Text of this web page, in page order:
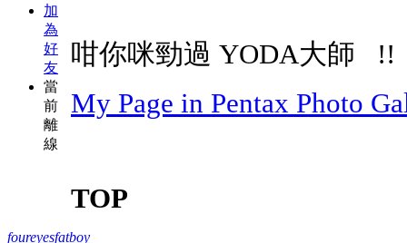
加
為
好
友
當
前
離
線
咁你咪勁過 YODA大師
!!
My Page in Pentax Photo
TOP
foureyesfatboy